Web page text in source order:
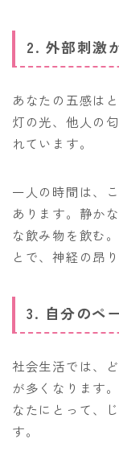
2. 外部刺激
あなたの五感は
灯の光、他人の
れています。
一人の時間は、
あります。静か
な飲み物を飲む
とで、神経の昂
3. 自分のペ
社会生活では、
が多くなります
なたにとって、
す。